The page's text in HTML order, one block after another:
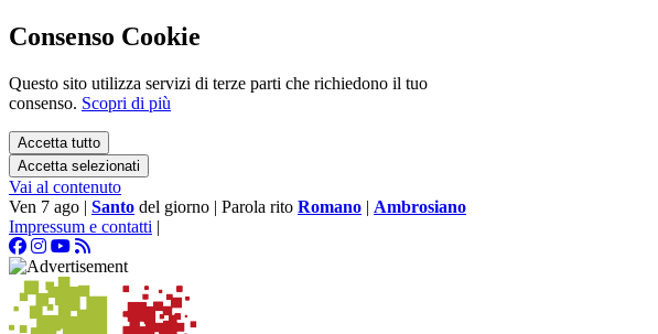
Consenso Cookie
Questo sito utilizza servizi di terze parti che richiedono il tuo
consenso. Scopri di più
Accetta tutto
Accetta selezionati
Vai al contenuto
Ven 7 ago | Santo del giorno | Parola rito Romano | Ambrosiano
Impressum e contatti |